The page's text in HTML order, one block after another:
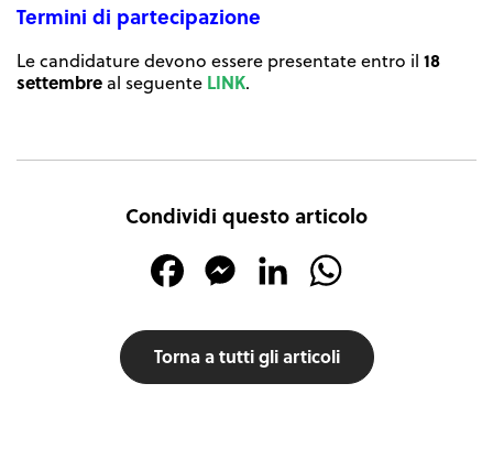
Termini di partecipazione
Le candidature devono essere presentate entro il 18
settembre al seguente LINK.
Condividi questo articolo
FacebookMessengerLinkedIn
Torna a tutti gli articoli